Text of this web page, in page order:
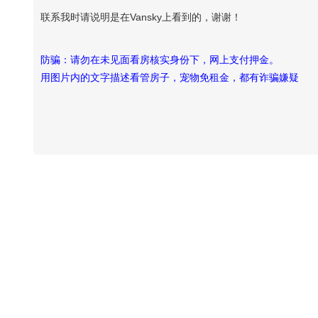
联系我时请说明是在Vansky上看到的，谢谢！
防骗：请勿在未见面看房核实身份下，网上支付押金。
用图片内的文字描述看管房子，宠物免租金，都有诈骗嫌疑